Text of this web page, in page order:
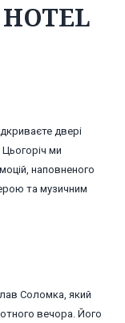
двері
ми
наповненого
та музичним
Соломка, який
вечора. Його